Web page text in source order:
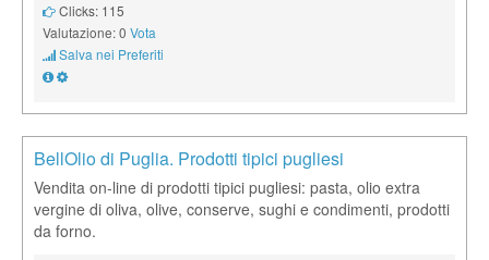
Clicks: 115
Valutazione: 0 Vota
Salva nei Preferiti
BellOlio di Puglia. Prodotti tipici pugliesi
Vendita on-line di prodotti tipici pugliesi: pasta, olio extra
vergine di oliva, olive, conserve, sughi e condimenti, prodotti
da forno.